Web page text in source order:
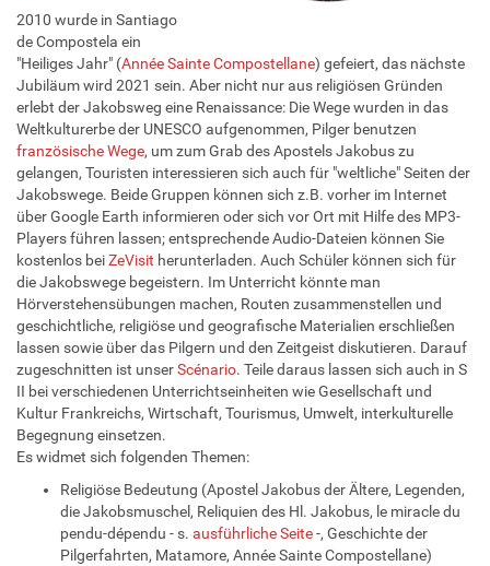
2010 wurde in Santiago
de Compostela ein
"Heiliges Jahr" (Année Sainte Compostellane) gefeiert, das nächste
Jubiläum wird 2021 sein. Aber nicht nur aus religiösen Gründen
erlebt der Jakobsweg eine Renaissance: Die Wege wurden in das
Weltkulturerbe der UNESCO aufgenommen, Pilger benutzen
französische Wege, um zum Grab des Apostels Jakobus zu
gelangen, Touristen interessieren sich auch für "weltliche" Seiten der
Jakobswege. Beide Gruppen können sich z.B. vorher im Internet
über Google Earth informieren oder sich vor Ort mit Hilfe des MP3-
Players führen lassen; entsprechende Audio-Dateien können Sie
kostenlos beiZeVisit herunterladen. Auch Schüler können sich für
die Jakobswege begeistern. Im Unterricht könnte man
Hörverstehensübungen machen, Routen zusammenstellen und
geschichtliche, religiöse und geografische Materialien erschließen
lassen sowie über das Pilgern und den Zeitgeist diskutieren. Darauf
zugeschnitten ist unserScénario. Teile daraus lassen sich auch in S
II bei verschiedenen Unterrichtseinheiten wie Gesellschaft und
Kultur Frankreichs, Wirtschaft, Tourismus, Umwelt, interkulturelle
Begegnung einsetzen.
Es widmet sich folgenden Themen:
Religiöse Bedeutung (Apostel Jakobus der Ältere, Legenden,
die Jakobsmuschel, Reliquien des Hl. Jakobus, le miracle du
pendu-dépendu - s. ausführliche Seite-, Geschichte der
Pilgerfahrten, Matamore, Année Sainte Compostellane)